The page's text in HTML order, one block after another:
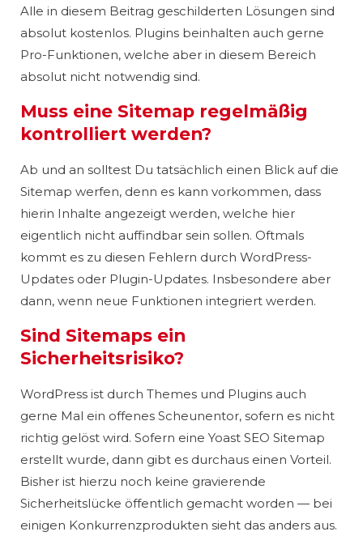
Alle in diesem Beitrag geschilderten Lösungen sind
absolut kostenlos. Plugins beinhalten auch gerne
Pro-Funktionen, welche aber in diesem Bereich
absolut nicht notwendig sind.
Muss eine Sitemap regelmäßig
kontrolliert werden?
Ab und an solltest Du tatsächlich einen Blick auf die
Sitemap werfen, denn es kann vorkommen, dass
hierin Inhalte angezeigt werden, welche hier
eigentlich nicht auffindbar sein sollen. Oftmals
kommt es zu diesen Fehlern durch WordPress-
Updates oder Plugin-Updates. Insbesondere aber
dann, wenn neue Funktionen integriert werden.
Sind Sitemaps ein
Sicherheitsrisiko?
WordPress ist durch Themes und Plugins auch
gerne Mal ein offenes Scheunentor, sofern es nicht
richtig gelöst wird. Sofern eine Yoast SEO Sitemap
erstellt wurde, dann gibt es durchaus einen Vorteil.
Bisher ist hierzu noch keine gravierende
Sicherheitslücke öffentlich gemacht worden — bei
einigen Konkurrenzprodukten sieht das anders aus.